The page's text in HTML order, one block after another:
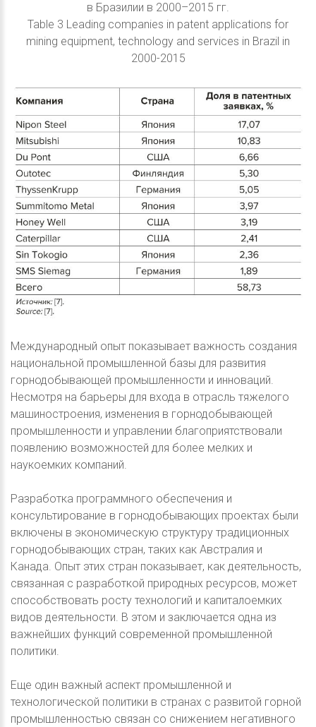
в Бразилии в 2000–2015 гг.
Table 3 Leading companies in patent applications for
mining equipment, technology and services in Brazil in
2000-2015
Международный опыт показывает важность создания
национальной промышленной базы для развития
горнодобывающей промышленности и инноваций.
Несмотря на барьеры для входа в отрасль тяжелого
машиностроения, изменения в горнодобывающей
промышленности и управлении благоприятствовали
появлению возможностей для более мелких и
наукоемких компаний.
Разработка программного обеспечения и
консультирование в горнодобывающих проектах были
включены в экономическую структуру традиционных
горнодобывающих стран, таких как Австралия и
Канада. Опыт этих стран показывает, как деятельность,
связанная с разработкой природных ресурсов, может
способствовать росту технологий и капиталоемких
видов деятельности. В этом и заключается одна из
важнейших функций современной промышленной
политики.
Еще один важный аспект промышленной и
технологической политики в странах с развитой горной
промышленностью связан со снижением негативного